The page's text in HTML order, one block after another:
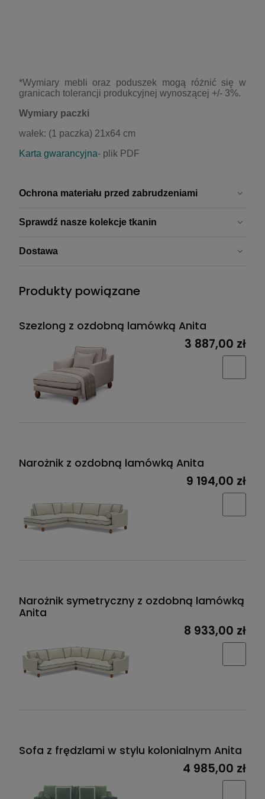
*Wymiary mebli oraz poduszek mogą różnić się w
granicach tolerancji produkcyjnej wynoszącej +/- 3%.
Wymiary paczki
wałek: (1 paczka) 21x64 cm
Karta gwarancyjna- plik PDF
Ochrona materiału przed zabrudzeniami
Sprawdź nasze kolekcje tkanin
Dostawa
Produkty powiązane
Szezlong z ozdobną lamówką Anita
3 887,00 zł
Narożnik z ozdobną lamówką Anita
9 194,00 zł
Narożnik symetryczny z ozdobną lamówką
Anita
8 933,00 zł
Sofa z frędzlami w stylu kolonialnym Anita
4 985,00 zł